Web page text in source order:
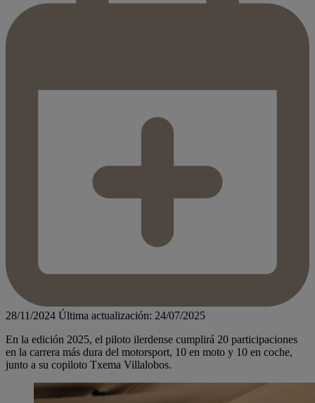
28/11/2024 Última actualización: 24/07/2025
En la edición 2025, el piloto ilerdense cumplirá 20 participaciones
en la carrera más dura del motorsport, 10 en moto y 10 en coche,
junto a su copiloto Txema Villalobos.